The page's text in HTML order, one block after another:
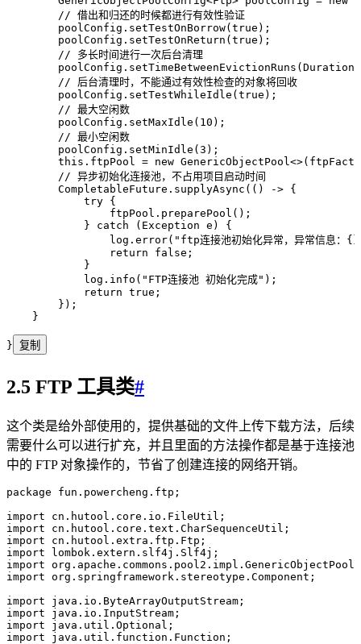
        // 借出和归还的时候都进行有效性验证
        poolConfig
. setTestOnBorrow( true ) ;
        poolConfig
. setTestOnReturn ( true ) ;
        // 多长时间进行一次后台清理
        poolConfig
. setTimeBetweenEvictionRuns ( Duration
        // 后台清理时，不能通过有效性检查的对象将回收
        poolConfig
. setTestWhileIdle ( true ) ;
        // 最大空闲数
        poolConfig
. setMaxIdle ( 10 ) ;
        // 最小空闲数
        poolConfig
. setMinIdle ( 3 ) ;
        this
. ftpPool = new GenericObjectPool
        // 异步初始化连接池，不占用项目启动时间
        CompletableFuture
. supplyAsync ( () -> {
            try
{
                ftpPool
. preparePool () ;
            }
catch ( Exception e )
{
                log
. error( " ftp连接池初始化异常，异常信息：{}
                return
false ;
            }
            log
. info ( " FTP连接池 初始化完成" ) ;
            return
true ;
        }
) ;
    }
} 复制
2.5 FTP 工具类#
这个类是给外部使用的，提供基础的文件上传下载方法，后续
需要什么可以进行扩充，并且里面的方法操作都是基于连接池
中的 FTP 对象操作的，节省了创建连接的网络开销。
package fun . powercheng . ftp ;
import cn . hutool . core . io . FileUtil ;
import cn . hutool . core . text . CharSequenceUtil ;
import cn . hutool . extra . ftp . Ftp ;
import lombok . extern . slf4j . Slf4j ;
import org . apache . commons . pool2 . impl . GenericObjectPool
import org . springframework . stereotype . Component ;
import java . io . ByteArrayOutputStream ;
import java . io . InputStream ;
import java . util . Optional ;
import java . util . function . Function ;